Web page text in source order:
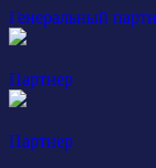
Генеральный
Партнер
Партнер